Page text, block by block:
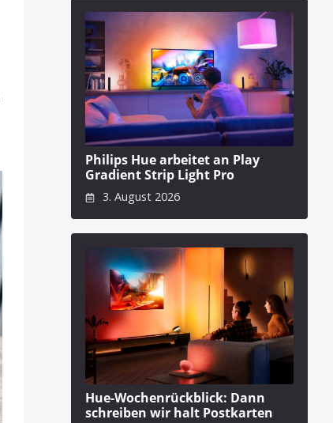
Philips Hue arbeitet an Play
Gradient Strip Light Pro
3. August 2026
Hue-Wochenrückblick: Dann
schreiben wir halt Postkarten